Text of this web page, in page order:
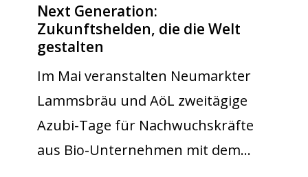
Next Generation:
Zukunftshelden, die die Welt
gestalten
Im Mai veranstalten Neumarkter
Lammsbräu und AöL zweitägige
Azubi-Tage für Nachwuchskräfte
aus Bio-Unternehmen mit dem…